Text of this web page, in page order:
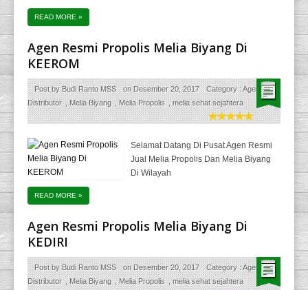
READ MORE »
Agen Resmi Propolis Melia Biyang Di
KEEROM
Post byBudi Ranto MSS onDesember 20, 2017 Category :Agen
Distributor ,Melia Biyang ,Melia Propolis ,melia sehat sejahtera
Selamat Datang Di Pusat Agen Resmi
Jual Melia Propolis Dan Melia Biyang
Di Wilayah
READ MORE »
Agen Resmi Propolis Melia Biyang Di
KEDIRI
Post byBudi Ranto MSS onDesember 20, 2017 Category :Agen
Distributor ,Melia Biyang ,Melia Propolis ,melia sehat sejahtera